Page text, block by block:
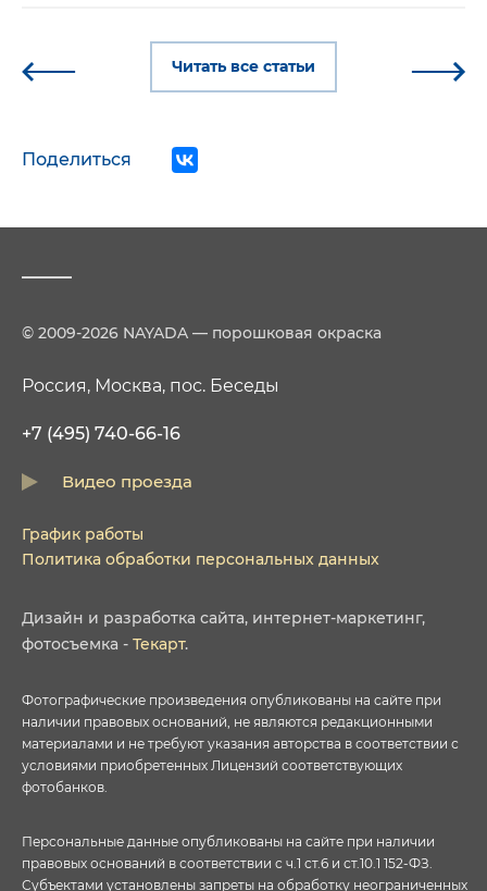
Читать все статьи
Поделиться
© 2009-2026 NAYADA — порошковая окраска
Россия, Москва, пос. Беседы
+7 (495) 740-66-16
Видео проезда
График работы
Политика обработки персональных данных
Дизайн и разработка сайта, интернет-маркетинг,
фотосъемка - Текарт.
Фотографические произведения опубликованы на сайте при
наличии правовых оснований, не являются редакционными
материалами и не требуют указания авторства в соответствии с
условиями приобретенных Лицензий соответствующих
фотобанков.
Персональные данные опубликованы на сайте при наличии
правовых оснований в соответствии с ч.1 ст.6 и ст.10.1 152-ФЗ.
Субъектами установлены запреты на обработку неограниченных